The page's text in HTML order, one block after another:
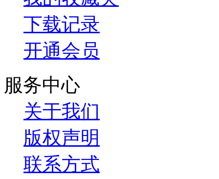
下载记录
开通会员
服务中心
关于我们
版权声明
联系方式